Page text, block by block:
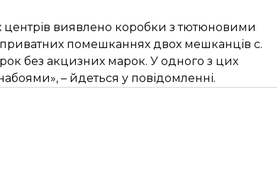
центрів виявлено коробки з тютюновими
помешканнях двох мешканців с.
без акцизних марок. У одного з цих
– йдеться у повідомленні.